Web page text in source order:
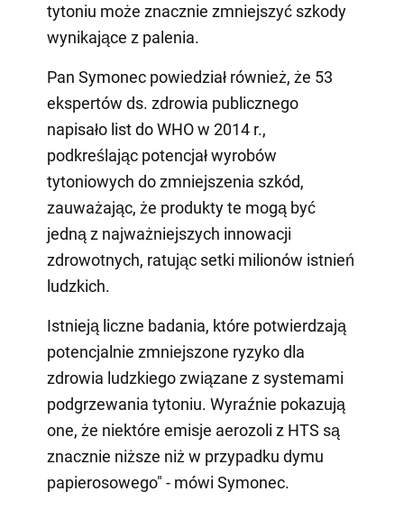
tytoniu może znacznie zmniejszyć szkody
wynikające z palenia.
Pan Symonec powiedział również, że 53
ekspertów ds. zdrowia publicznego
napisało list do WHO w 2014 r.,
podkreślając potencjał wyrobów
tytoniowych do zmniejszenia szkód,
zauważając, że produkty te mogą być
jedną z najważniejszych innowacji
zdrowotnych, ratując setki milionów istnień
ludzkich.
Istnieją liczne badania, które potwierdzają
potencjalnie zmniejszone ryzyko dla
zdrowia ludzkiego związane z systemami
podgrzewania tytoniu. Wyraźnie pokazują
one, że niektóre emisje aerozoli z HTS są
znacznie niższe niż w przypadku dymu
papierosowego" - mówi Symonec.